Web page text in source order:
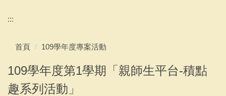
平台服務
專案活動
聯繫會議
:::
首頁 109學年度專案活動
109學年度第1學期「親師生平台-積點
趣系列活動」